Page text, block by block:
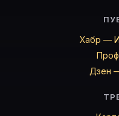
Хабр —
Дзен